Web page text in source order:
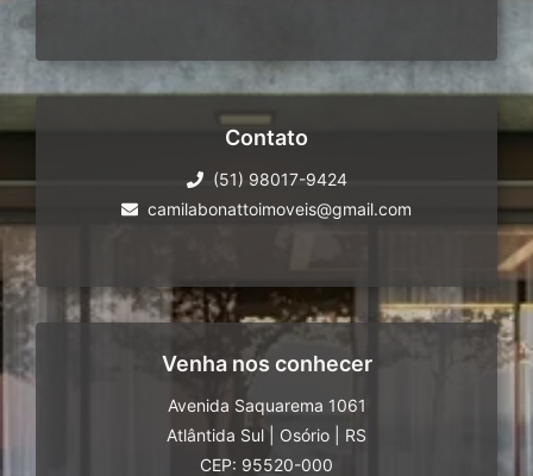
Contato
(51) 98017-9424
camilabonattoimoveis@gmail.com
Venha nos conhecer
Avenida Saquarema 1061
Atlântida Sul
Osório
RS
CEP: 95520-000